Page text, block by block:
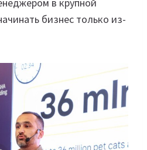
бизнес только из-